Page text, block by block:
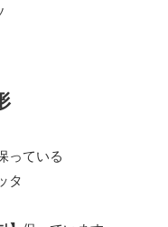
っている
タ